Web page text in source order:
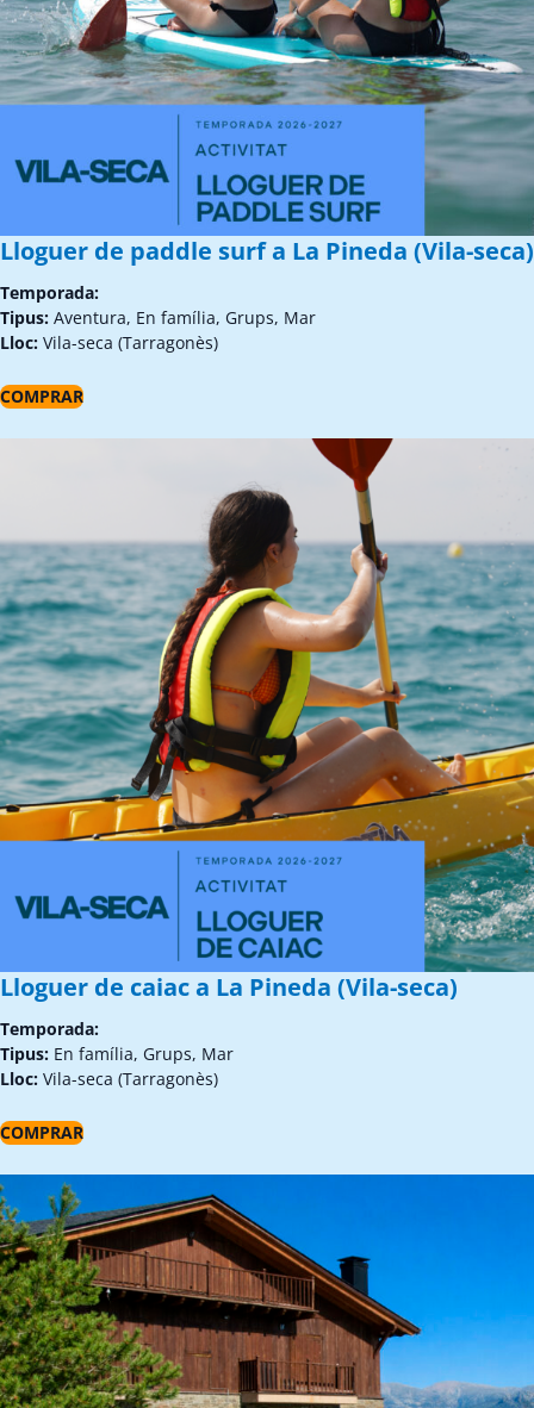
Lloguer de paddle surf a La Pineda (Vila-seca)
Temporada:
Tipus: Aventura, En família, Grups, Mar
Lloc: Vila-seca (Tarragonès)
COMPRAR
Lloguer de caiac a La Pineda (Vila-seca)
Temporada:
Tipus: En família, Grups, Mar
Lloc: Vila-seca (Tarragonès)
COMPRAR